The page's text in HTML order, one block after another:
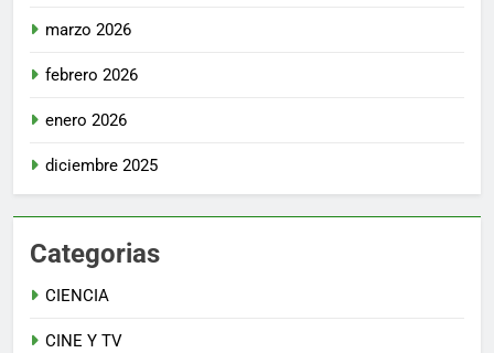
marzo 2026
febrero 2026
enero 2026
diciembre 2025
Categorias
CIENCIA
CINE Y TV